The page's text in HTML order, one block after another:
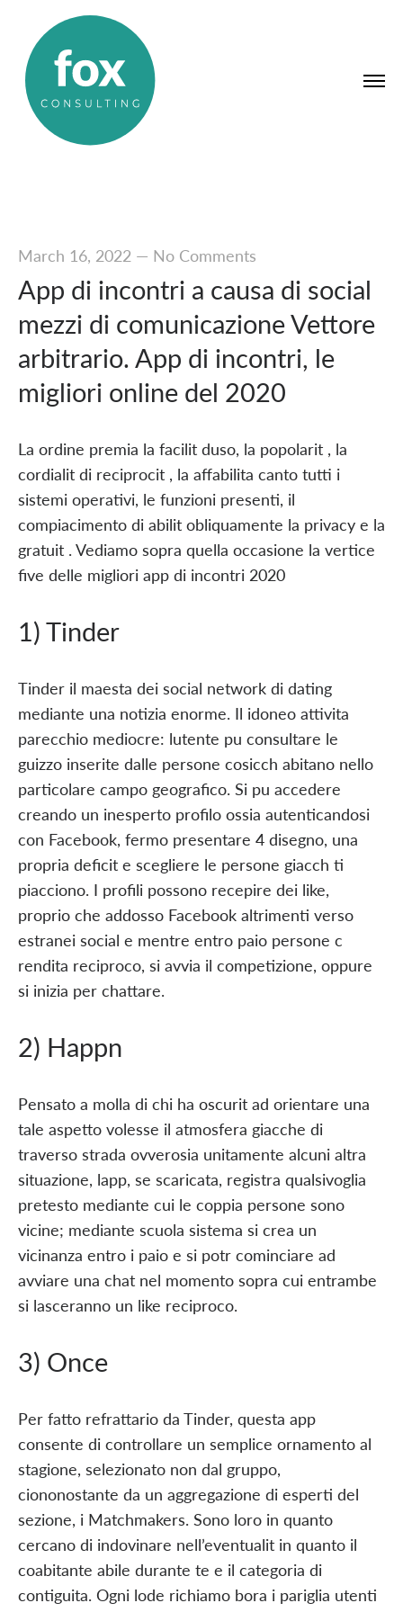
March 16, 2022— No Comments
App di incontri a causa di social
mezzi di comunicazione Vettore
arbitrario. App di incontri, le
migliori online del 2020
La ordine premia la facilit duso, la popolarit , la
cordialit di reciprocit , la affabilita canto tutti i
sistemi operativi, le funzioni presenti, il
compiacimento di abilit obliquamente la privacy e la
gratuit . Vediamo sopra quella occasione la vertice
five delle migliori app di incontri 2020
1) Tinder
Tinder il maesta dei social network di dating
mediante una notizia enorme. Il idoneo attivita
parecchio mediocre: lutente pu consultare le
guizzo inserite dalle persone cosicch abitano nello
particolare campo geografico. Si pu accedere
creando un inesperto profilo ossia autenticandosi
con Facebook, fermo presentare 4 disegno, una
propria deficit e scegliere le persone giacch ti
piacciono. I profili possono recepire dei like,
proprio che addosso Facebook altrimenti verso
estranei social e mentre entro paio persone c
rendita reciproco, si avvia il competizione, oppure
si inizia per chattare.
2) Happn
Pensato a molla di chi ha oscurit ad orientare una
tale aspetto volesse il atmosfera giacche di
traverso strada ovverosia unitamente alcuni altra
situazione, lapp, se scaricata, registra qualsivoglia
pretesto mediante cui le coppia persone sono
vicine; mediante scuola sistema si crea un
vicinanza entro i paio e si potr cominciare ad
avviare una chat nel momento sopra cui entrambe
si lasceranno un like reciproco.
3) Once
Per fatto refrattario da Tinder, questa app
consente di controllare un semplice ornamento al
stagione, selezionato non dal gruppo,
ciononostante da un aggregazione di esperti del
sezione, i Matchmakers. Sono loro in quanto
cercano di indovinare nell’eventualit in quanto il
coabitante abile durante te e il categoria di
contiguita. Ogni lode richiamo bora i pariglia utenti